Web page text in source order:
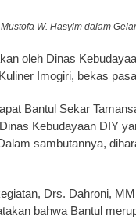
W. Hasyim dalam
oleh Dinas
Imogiri, bekas
Bantul Sekar
Kebudayaan DIY
sambutannya,
Drs. Dahroni,
bahwa Bantul